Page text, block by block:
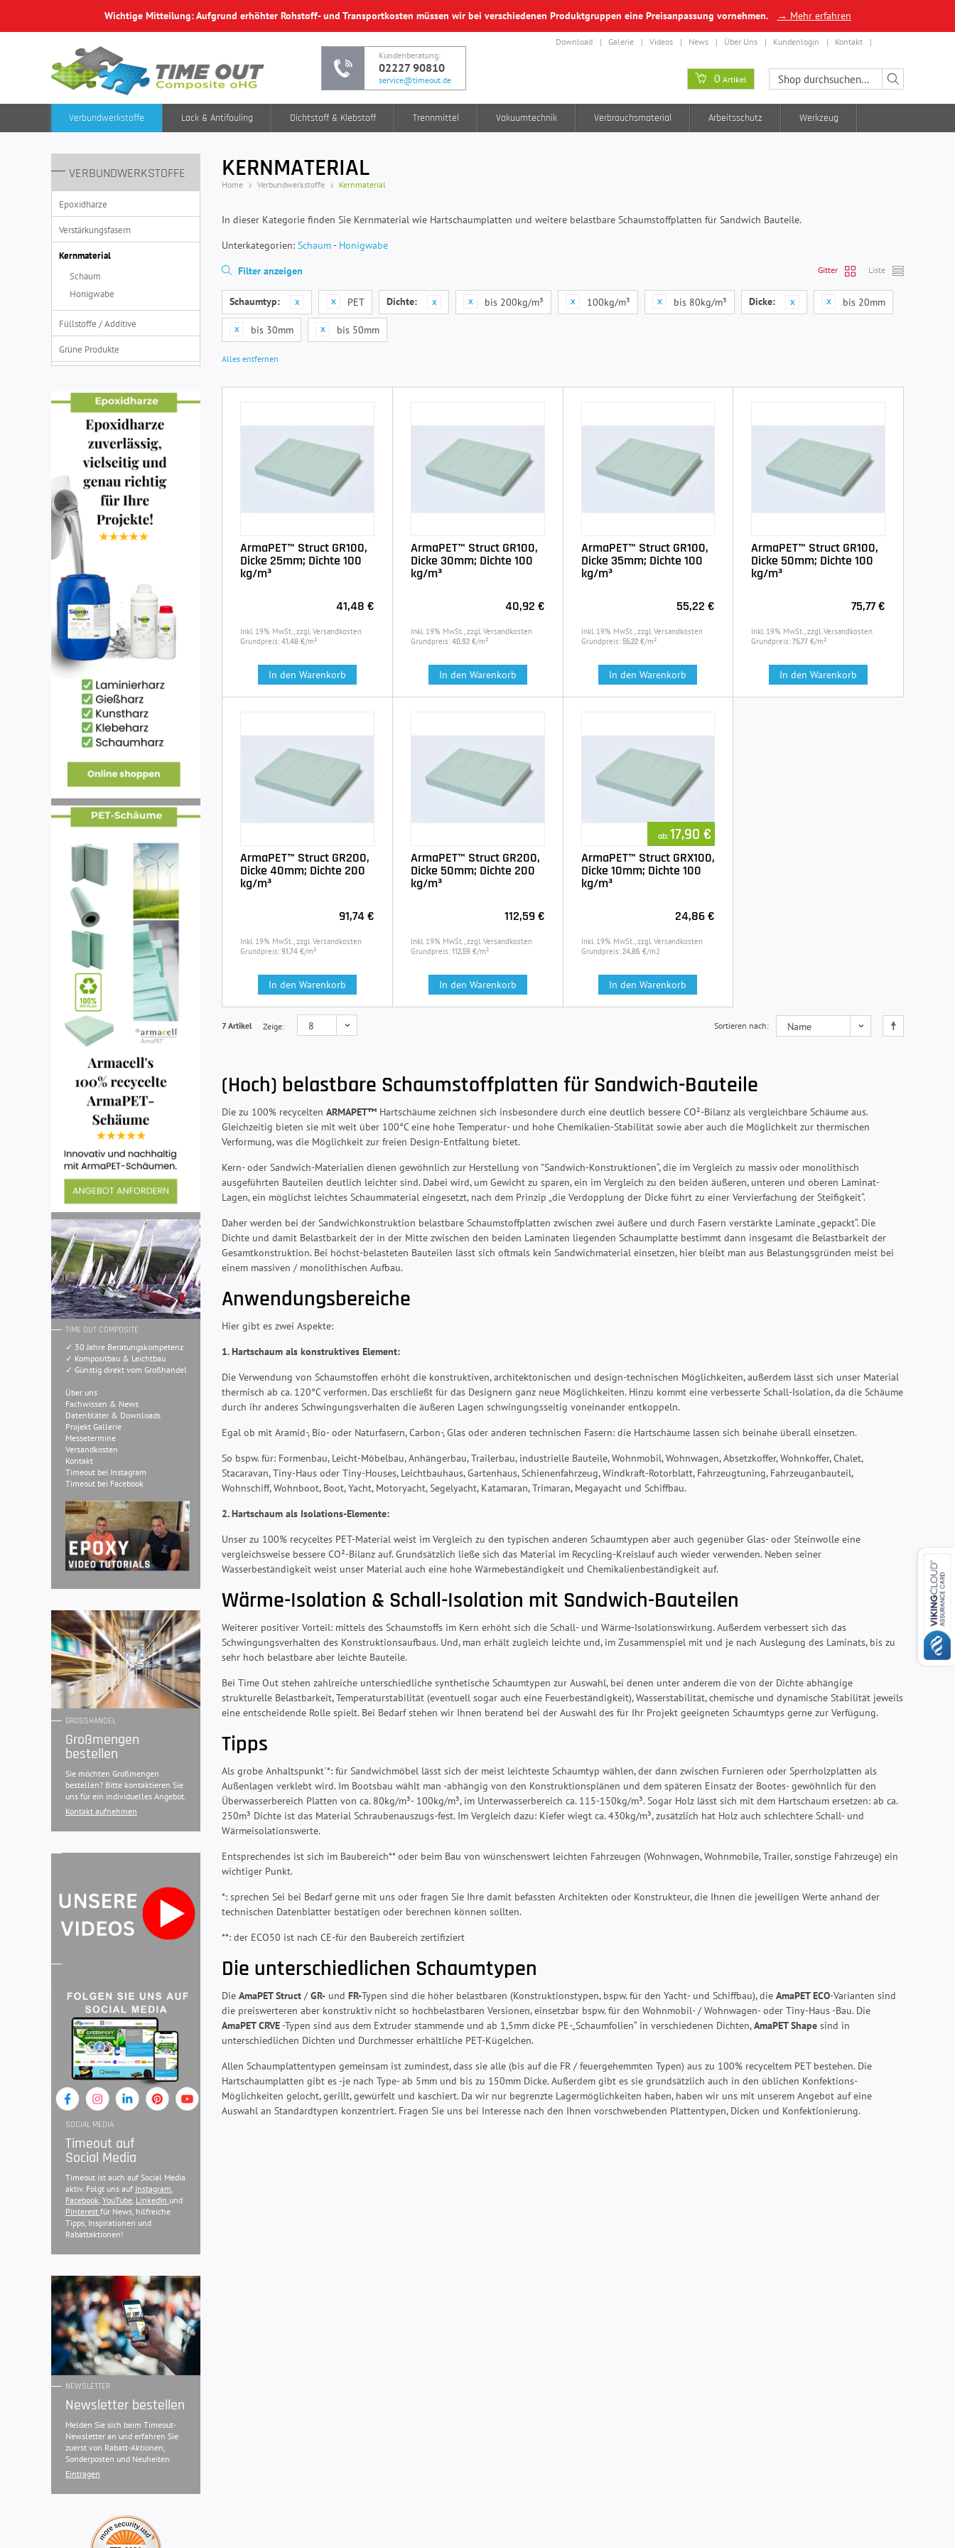
Wichtige Mitteilung: Aufgrund erhöhter Rohstoff- und Transportkosten müssen wir bei verschiedenen Produktgruppen eine Preisanpassung vornehmen. → Mehr erfahren
Kundenberatung:
02227 90810
service@timeout.de
Download Galerie Videos News Über Uns Kundenlogin Kontakt
0 Artikel
Verbundwerkstoffe Lack & Antifouling Dichtstoff & Klebstoff Trennmittel Vakuumtechnik Verbrauchsmaterial Arbeitsschutz Werkzeug
VERBUNDWERKSTOFFE
Epoxidharze
Verstärkungsfasern
Kernmaterial
Schaum
Honigwabe
Füllstoffe / Additive
Grüne Produkte
KERNMATERIAL
Home Verbundwerkstoffe Kernmaterial
In dieser Kategorie finden Sie Kernmaterial wie Hartschaumplatten und weitere belastbare Schaumstoffplatten für Sandwich Bauteile.
Unterkategorien: Schaum- Honigwabe
Filter anzeigen
Gitter Liste
Schaumtyp: PET Dichte: bis 200kg/m³ 100kg/m³ bis 80kg/m³ Dicke: bis 20mm
bis 30mm bis 50mm
Alles entfernen
ArmaPET™ Struct GR100,
Dicke 25mm; Dichte 100
kg/m³
41,48 €
Inkl. 19% MwSt., zzgl. Versandkosten
Grundpreis: 41,48 €/m²
In den Warenkorb
ArmaPET™ Struct GR100,
Dicke 30mm; Dichte 100
kg/m³
40,92 €
Inkl. 19% MwSt., zzgl. Versandkosten
Grundpreis: 40,92 €/m²
In den Warenkorb
ArmaPET™ Struct GR100,
Dicke 35mm; Dichte 100
kg/m³
55,22 €
Inkl. 19% MwSt., zzgl. Versandkosten
Grundpreis: 55,22 €/m²
In den Warenkorb
ArmaPET™ Struct GR100,
Dicke 50mm; Dichte 100
kg/m³
75,77 €
Inkl. 19% MwSt., zzgl. Versandkosten
Grundpreis:75,77 €/m²
In den Warenkorb
ArmaPET™ Struct GR200,
Dicke 40mm; Dichte 200
kg/m³
91,74 €
Inkl. 19% MwSt., zzgl. Versandkosten
Grundpreis: 91,74 €/m²
In den Warenkorb
ArmaPET™ Struct GR200,
Dicke 50mm; Dichte 200
kg/m³
112,59 €
Inkl. 19% MwSt., zzgl. Versandkosten
Grundpreis: 112,59 €/m²
In den Warenkorb
ab: 17,90 €
ArmaPET™ Struct GRX100,
Dicke 10mm; Dichte 100
kg/m³
24,86 €
Inkl. 19% MwSt., zzgl. Versandkosten
Grundpreis: 24,86 €/m2
In den Warenkorb
Sortieren nach
7 Artikel Zeige
(Hoch) belastbare Schaumstoffplatten für Sandwich-Bauteile
Die zu 100% recycelten ARMAPET™ Hartschäume zeichnen sich insbesondere durch eine deutlich bessere CO²-Bilanz als vergleichbare Schäume aus.
Gleichzeitig bieten sie mit weit über 100°C eine hohe Temperatur- und hohe Chemikalien-Stabilität sowie aber auch die Möglichkeit zur thermischen
Verformung, was die Möglichkeit zur freien Design-Entfaltung bietet.
Kern- oder Sandwich-Materialien dienen gewöhnlich zur Herstellung von "Sandwich-Konstruktionen“, die im Vergleich zu massiv oder monolithisch
ausgeführten Bauteilen deutlich leichter sind. Dabei wird, um Gewicht zu sparen, ein im Vergleich zu den beiden äußeren, unteren und oberen Laminat-
Lagen, ein möglichst leichtes Schaummaterial eingesetzt, nach dem Prinzip „die Verdopplung der Dicke führt zu einer Vervierfachung der Steifigkeit“.
Daher werden bei der Sandwichkonstruktion belastbare Schaumstoffplatten zwischen zwei äußere und durch Fasern verstärkte Laminate „gepackt“. Die
Dichte und damit Belastbarkeit der in der Mitte zwischen den beiden Laminaten liegenden Schaumplatte bestimmt dann insgesamt die Belastbarkeit der
Gesamtkonstruktion. Bei höchst-belasteten Bauteilen lässt sich oftmals kein Sandwichmaterial einsetzen, hier bleibt man aus Belastungsgründen meist bei
einem massiven / monolithischen Aufbau.
Anwendungsbereiche
Hier gibt es zwei Aspekte:
1. Hartschaum als konstruktives Element:
Die Verwendung von Schaumstoffen erhöht die konstruktiven, architektonischen und design-technischen Möglichkeiten, außerdem lässt sich unser Material
thermisch ab ca. 120°C verformen. Das erschließt für das Designern ganz neue Möglichkeiten. Hinzu kommt eine verbesserte Schall-Isolation, da die Schäume
durch ihr anderes Schwingungsverhalten die äußeren Lagen schwingungsseitig voneinander entkoppeln.
Egal ob mit Aramid-, Bio- oder Naturfasern, Carbon-, Glas oder anderen technischen Fasern: die Hartschäume lassen sich beinahe überall einsetzen.
So bspw. für: Formenbau, Leicht-Möbelbau, Anhängerbau, Trailerbau, industrielle Bauteile, Wohnmobil, Wohnwagen, Absetzkoffer, Wohnkoffer, Chalet,
Stacaravan, Tiny-Haus oder Tiny-Houses, Leichtbauhaus, Gartenhaus, Schienenfahrzeug, Windkraft-Rotorblatt, Fahrzeugtuning, Fahrzeuganbauteil,
Wohnschiff, Wohnboot, Boot, Yacht, Motoryacht, Segelyacht, Katamaran, Trimaran, Megayacht und Schiffbau.
2. Hartschaum als Isolations-Elemente:
Unser zu 100% recyceltes PET-Material weist im Vergleich zu den typischen anderen Schaumtypen aber auch gegenüber Glas- oder Steinwolle eine
vergleichsweise bessere CO²-Bilanz auf. Grundsätzlich ließe sich das Material im Recycling-Kreislauf auch wieder verwenden. Neben seiner
Wasserbeständigkeit weist unser Material auch eine hohe Wärmebeständigkeit und Chemikalienbeständigkeit auf.
Wärme-Isolation & Schall-Isolation mit Sandwich-Bauteilen
Weiterer positiver Vorteil: mittels des Schaumstoffs im Kern erhöht sich die Schall- und Wärme-Isolationswirkung. Außerdem verbessert sich das
Schwingungsverhalten des Konstruktionsaufbaus. Und, man erhält zugleich leichte und, im Zusammenspiel mit und je nach Auslegung des Laminats, bis zu
sehr hoch belastbare aber leichte Bauteile.
Bei Time Out stehen zahlreiche unterschiedliche synthetische Schaumtypen zur Auswahl, bei denen unter anderem die von der Dichte abhängige
strukturelle Belastbarkeit, Temperaturstabilität (eventuell sogar auch eine Feuerbeständigkeit), Wasserstabilität, chemische und dynamische Stabilität jeweils
eine entscheidende Rolle spielt. Bei Bedarf stehen wir Ihnen beratend bei der Auswahl des für Ihr Projekt geeigneten Schaumtyps gerne zur Verfügung.
Tipps
Als grobe Anhaltspunkt`*: für Sandwichmöbel lässt sich der meist leichteste Schaumtyp wählen, der dann zwischen Furnieren oder Sperrholzplatten als
Außenlagen verklebt wird. Im Bootsbau wählt man -abhängig von den Konstruktionsplänen und dem späteren Einsatz der Bootes- gewöhnlich für den
Überwasserbereich Platten von ca. 80kg/m³- 100kg/m³, im Unterwasserbereich ca. 115-150kg/m³. Sogar Holz lässt sich mit dem Hartschaum ersetzen: ab ca.
250m³ Dichte ist das Material Schraubenauszugs-fest. Im Vergleich dazu: Kiefer wiegt ca. 430kg/m³, zusätzlich hat Holz auch schlechtere Schall- und
Wärmeisolationswerte.
Entsprechendes ist sich im Baubereich** oder beim Bau von wünschenswert leichten Fahrzeugen (Wohnwagen, Wohnmobile, Trailer, sonstige Fahrzeuge) ein
wichtiger Punkt.
*: sprechen Sei bei Bedarf gerne mit uns oder fragen Sie Ihre damit befassten Architekten oder Konstrukteur, die Ihnen die jeweiligen Werte anhand der
technischen Datenblätter bestätigen oder berechnen können sollten.
**: der ECO50 ist nach CE-für den Baubereich zertifiziert
Die unterschiedlichen Schaumtypen
Die AmaPET Struct /GR- und FR-Typen sind die höher belastbaren (Konstruktionstypen, bspw. für den Yacht- und Schiffbau), die AmaPET ECO-Varianten sind
die preiswerteren aber konstruktiv nicht so hochbelastbaren Versionen, einsetzbar bspw. für den Wohnmobil- / Wohnwagen- oder Tiny-Haus -Bau. Die
AmaPET CRVE-Typen sind aus dem Extruder stammende und ab 1,5mm dicke PE-„Schaumfolien“ in verschiedenen Dichten,AmaPET Shape sind in
unterschiedlichen Dichten und Durchmesser erhältliche PET-Kügelchen.
Allen Schaumplattentypen gemeinsam ist zumindest, dass sie alle (bis auf die FR / feuergehemmten Typen) aus zu 100% recyceltem PET bestehen. Die
Hartschaumplatten gibt es -je nach Type- ab 5mm und bis zu 150mm Dicke. Außerdem gibt es sie grundsätzlich auch in den üblichen Konfektions-
Möglichkeiten gelocht, gerillt, gewürfelt und kaschiert. Da wir nur begrenzte Lagermöglichkeiten haben, haben wir uns mit unserem Angebot auf eine
Auswahl an Standardtypen konzentriert. Fragen Sie uns bei Interesse nach den Ihnen vorschwebenden Plattentypen, Dicken und Konfektionierung.
TIME OUT COMPOSITE
✓ 30 Jahre Beratungskompetenz
✓ Kompositbau & Leichtbau
✓ Günstig direkt vom Großhandel
Über uns
Fachwissen & News
Datenbläter & Downloads
Projekt Gallerie
Messetermine
Versandkosten
Kontakt
Timeout bei Instagram
Timeout bei Facebook
GROSSHANDEL
Großmengen
bestellen
Sie möchten Großmengen
bestellen? Bitte kontaktieren Sie
uns für ein individuelles Angebot.
Kontakt aufnehmen
SOCIAL MEDIA
Timeout auf
Social Media
Timeout ist auch auf Social Media
aktiv. Folgt uns auf Instagram,
Facebook, YouTube, LinkedIn und
Pinterest für News, hilfreiche
Tipps, Inspirationen und
Rabattaktionen!
NEWSLETTER
Newsletter bestellen
Melden Sie sich beim Timeout-
Newsletter an und erfahren Sie
zuerst von Rabatt-Aktionen,
Sonderposten und Neuheiten.
Eintragen